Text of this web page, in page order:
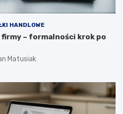
HANDLOWE
– formalności krok po
Matusiak